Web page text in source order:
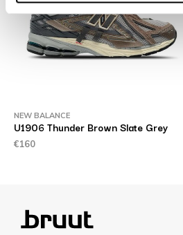
NEW BALANCE
U1906 Thunder Brown Slate Grey
€160